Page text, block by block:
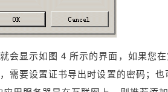
会显示如图 4 所示的界面，如果您
需要设置证书导出时设置的密码；也